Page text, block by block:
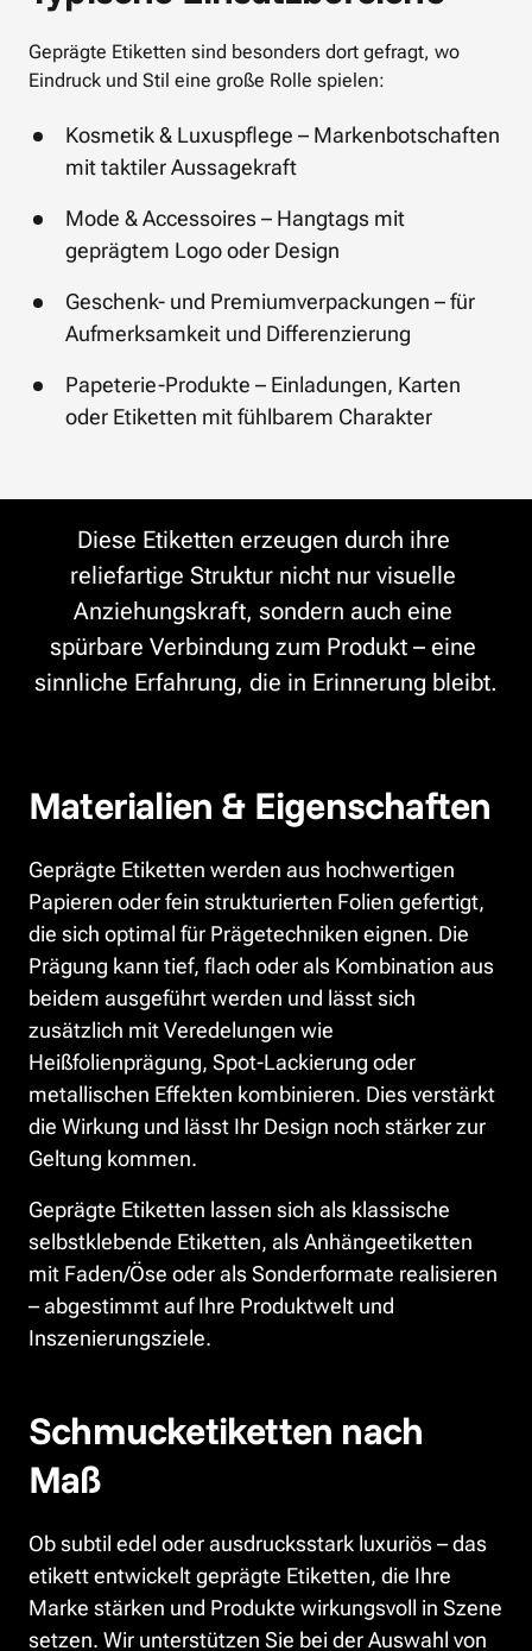
Geprägte Etiketten sind besonders dort gefragt, wo
Eindruck und Stil eine große Rolle spielen:
Kosmetik & Luxuspflege – Markenbotschaften
mit taktiler Aussagekraft
Mode & Accessoires – Hangtags mit
geprägtem Logo oder Design
Geschenk- und Premiumverpackungen – für
Aufmerksamkeit und Differenzierung
Papeterie-Produkte – Einladungen, Karten
oder Etiketten mit fühlbarem Charakter
Diese Etiketten erzeugen durch ihre
reliefartige Struktur nicht nur visuelle
Anziehungskraft, sondern auch eine
spürbare Verbindung zum Produkt – eine
sinnliche Erfahrung, die in Erinnerung bleibt.
Materialien & Eigenschaften
Geprägte Etiketten werden aus hochwertigen
Papieren oder fein strukturierten Folien gefertigt,
die sich optimal für Prägetechniken eignen. Die
Prägung kann tief, flach oder als Kombination aus
beidem ausgeführt werden und lässt sich
zusätzlich mit Veredelungen wie
Heißfolienprägung, Spot-Lackierung oder
metallischen Effekten kombinieren. Dies verstärkt
die Wirkung und lässt Ihr Design noch stärker zur
Geltung kommen.
Geprägte Etiketten lassen sich als klassische
selbstklebende Etiketten, als Anhängeetiketten
mit Faden/Öse oder als Sonderformate realisieren
– abgestimmt auf Ihre Produktwelt und
Inszenierungsziele.
Schmucketiketten nach
Maß
Ob subtil edel oder ausdrucksstark luxuriös – das
etikett entwickelt geprägte Etiketten, die Ihre
Marke stärken und Produkte wirkungsvoll in Szene
setzen. Wir unterstützen Sie bei der Auswahl von